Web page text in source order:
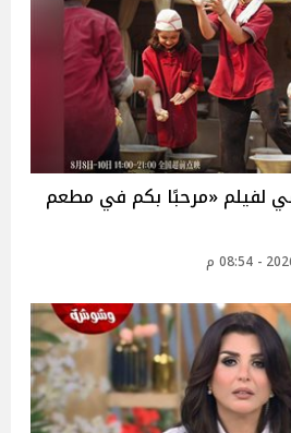
لفيلم «مرحبًا بكم في مطعم